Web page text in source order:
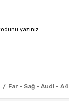
Far - Sağ - Audi - A4